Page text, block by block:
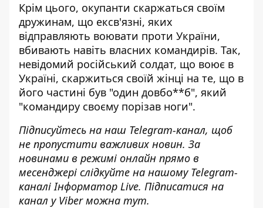
Крім цього, окупанти скаржаться своїм
дружинам, що ексв'язні, яких
відправляють воювати проти України,
вбивають навіть власних командирів. Так,
невідомий російський солдат, що воює в
Україні, скаржиться своїй жінці на те, що в
його частині був "один довбо**б", який
"командиру своєму порізав ноги".
Підписуйтесь на наш Telegram-канал, щоб
не пропустити важливих новин. За
новинами в режимі онлайн прямо в
месенджері слідкуйте на нашому Telegram-
каналіІнформатор Live. Підписатися на
канал у Viber можна тут.